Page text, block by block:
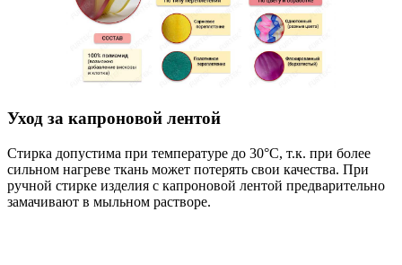
Уход за капроновой лентой
Стирка допустима при температуре до 30°С, т.к. при более
сильном нагреве ткань может потерять свои качества. При
ручной стирке изделия с капроновой лентой предварительно
замачивают в мыльном растворе.